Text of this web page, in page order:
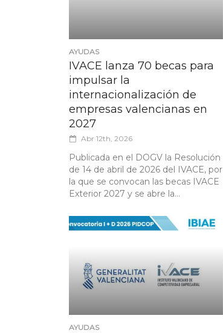
AYUDAS
IVACE lanza 70 becas para
impulsar la
internacionalización de
empresas valencianas en
2027
Abr 12th, 2026
Publicada en el DOGV la Resolución
de 14 de abril de 2026 del IVACE, por
la que se convocan las becas IVACE
Exterior 2027 y se abre la...
AYUDAS